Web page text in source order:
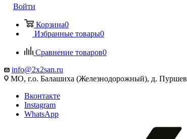
Войти
Корзина0
Избранные товары0
Сравнение товаров0
info@2x2san.ru
МО, г.о. Балашиха (Железнодорожный), д.
Вконтакте
Instagram
WhatsApp